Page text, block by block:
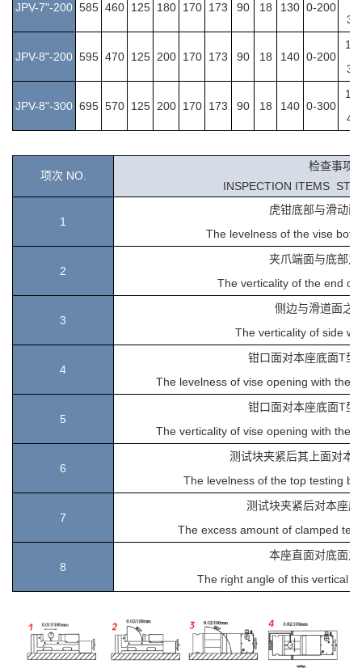
JPV-7"-200 585 460 125 180 170 173 90 18 130 0-200
JPV-8"-200 595 470 125 200 170 173 90 18 140 0-200
JPV-8"-300 695 570 125 200 170 173 90 18 140 0-300
项次 NO.
检查事项
INSPECTION ITEMS
1
虎钳底部与滑动
The levelness of the vise
2
夹爪端面与底部之
The verticality of the end of
3
侧边与滑道面之
The verticality of side
4
钳口面对本座底面T型
The levelness of vise opening with the
5
钳口面对本座底面T型
The verticality of vise opening with the
6
测试块夹紧后其上面对本
The levelness of the top testing
7
测试块夹紧后对本座
The excess amount of clamped
8
本座直面对底面之
The right angle of this vertical